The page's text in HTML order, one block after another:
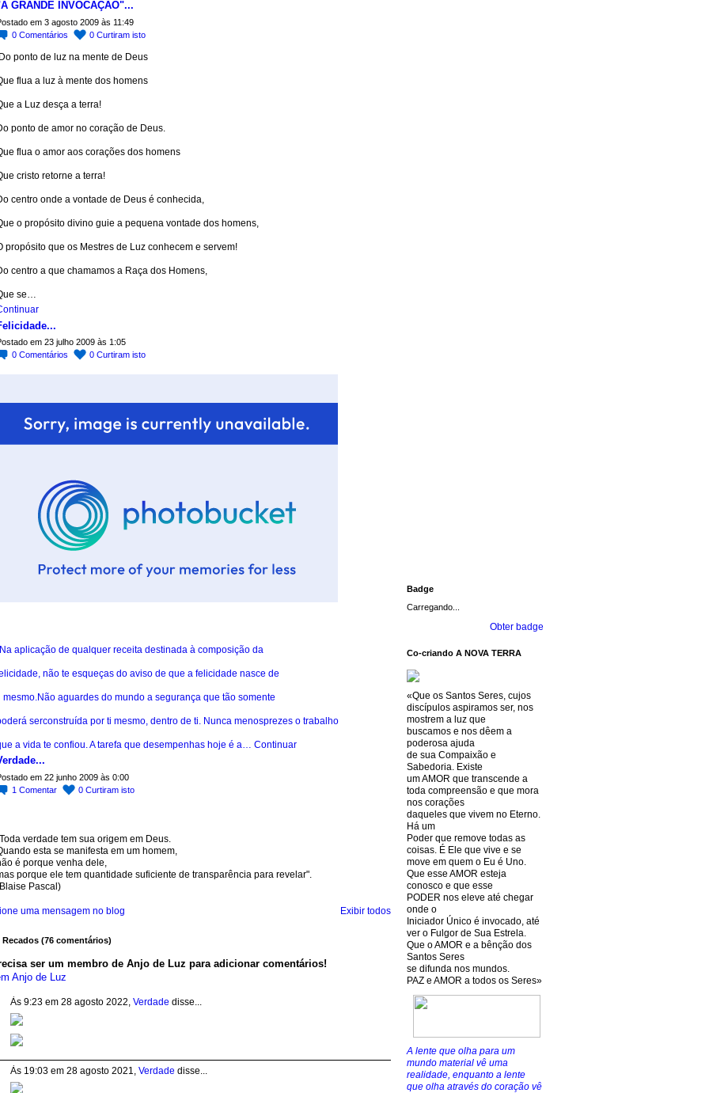
GRANDE INVOCAÇÃO"...
em 3 agosto 2009 às 11:49
0 Comentários 0 Curtiram isto
ponto de luz na mente de Deus
flua a luz à mente dos homens
a Luz desça a terra!
ponto de amor no coração de Deus.
flua o amor aos corações dos homens
cristo retorne a terra!
centro onde a vontade de Deus é conhecida,
o propósito divino guie a pequena vontade dos homens,
propósito que os Mestres de Luz conhecem e servem!
centro a que chamamos a Raça dos Homens,
se…
em 23 julho 2009 às 1:05
0 Comentários 0 Curtiram isto
aplicação de qualquer receita destinada à composição da
não te esqueças do aviso de que a felicidade nasce de
mesmo.Não aguardes do mundo a segurança que tão somente
serconstruída por ti mesmo, dentro de ti. Nunca menosprezes o trabalho
a vida te confiou. A tarefa que desempenhas hoje é a… Continuar
em 22 junho 2009 às 0:00
1 Comentar 0 Curtiram isto
verdade tem sua origem em Deus.
esta se manifesta em um homem,
é porque venha dele,
porque ele tem quantidade suficiente de transparência para revelar".
Pascal)
uma mensagem no blog Exibir todos
Recados (76 comentários)
ser um membro de Anjo de Luz para adicionar comentários!
Anjo de Luz
Às 9:23 em 28 agosto 2022, Verdade disse...
Às 19:03 em 28 agosto 2021, Verdade disse...
Badge
Carregando...
Obter badge
Co-criando A NOVA TERRA
«Que os Santos Seres, cujos
discípulos aspiramos ser, nos
mostrem a luz que
buscamos e nos dêem a
poderosa ajuda
de sua Compaixão e
Sabedoria. Existe
um AMOR que transcende a
toda compreensão e que mora
nos corações
daqueles que vivem no Eterno.
Há um
Poder que remove todas as
coisas. É Ele que vive e se
move em quem o Eu é Uno.
Que esse AMOR esteja
conosco e que esse
PODER nos eleve até chegar
onde o
Iniciador Único é invocado, até
ver o Fulgor de Sua Estrela.
Que o AMOR e a bênção dos
Santos Seres
se difunda nos mundos.
PAZ e AMOR a todos os Seres»
A lente que olha para um
mundo material vê uma
realidade, enquanto a lente
que olha através do coração vê